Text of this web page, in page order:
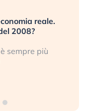
reale.
2008?
sempre più